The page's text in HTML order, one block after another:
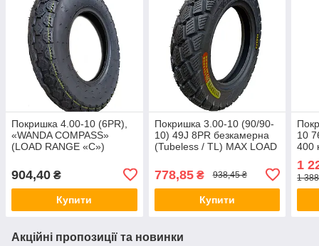
Покришка 4.00-10 (6PR),
«WANDA COMPASS»
(LOAD RANGE «C»)
904,40 ₴
Купити
Покришка 3.00-10 (90/90-
10) 49J 8PR безкамерна
(Tubeless / TL) MAX LOAD
778,85₴ 938,45 ₴
Купити
10
400
1
1
Акційні пропозиції та новинки